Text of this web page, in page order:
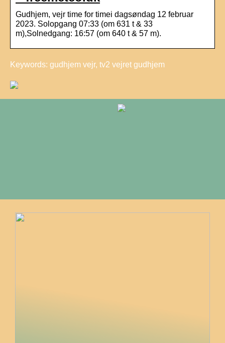
Gudhjem, vejr time for timei dagsøndag 12 februar
2023. Solopgang 07:33 (om 631 t & 33
m),Solnedgang: 16:57 (om 640 t & 57 m).
Keywords: gudhjem vejr, tv2 vejret gudhjem